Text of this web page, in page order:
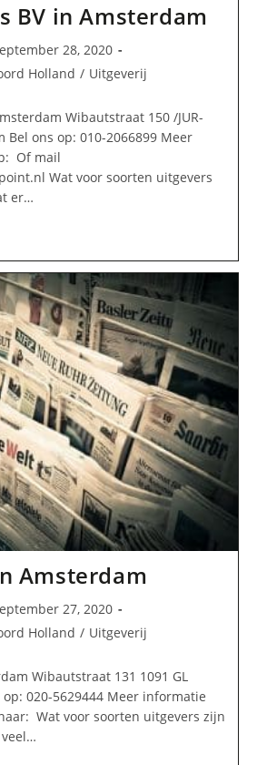
BV in Amsterdam
28, 2020
Holland / Uitgeverij
Wibautstraat 150 /JUR-
Bel ons op: 010-2066899 Meer
Of mail
Wat voor soorten uitgevers
er…
Amsterdam
27, 2020
Holland / Uitgeverij
Wibautstraat 131 1091 GL
020-5629444 Meer informatie
Wat voor soorten uitgevers zijn